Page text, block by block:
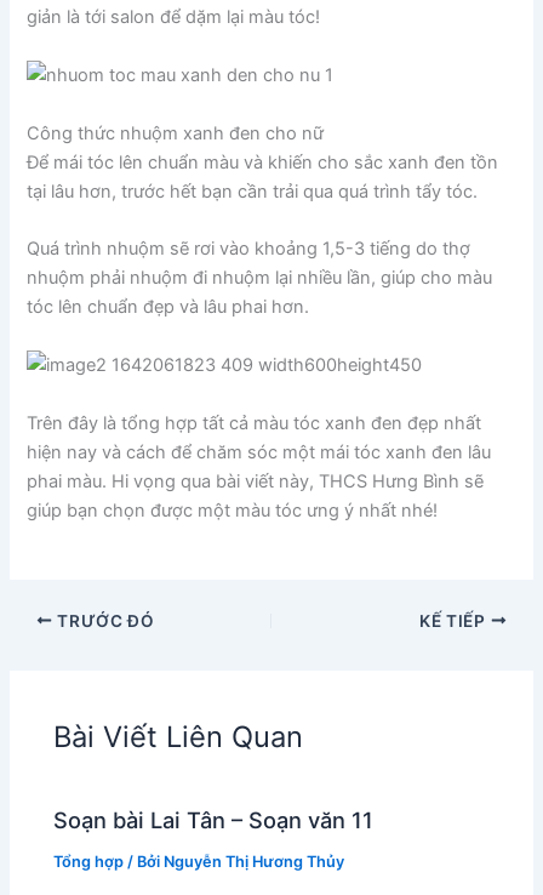
giản là tới salon để dặm lại màu tóc!
Công thức nhuộm xanh đen cho nữ
Để mái tóc lên chuẩn màu và khiến cho sắc xanh đen tồn
tại lâu hơn, trước hết bạn cần trải qua quá trình tẩy tóc.
Quá trình nhuộm sẽ rơi vào khoảng 1,5-3 tiếng do thợ
nhuộm phải nhuộm đi nhuộm lại nhiều lần, giúp cho màu
tóc lên chuẩn đẹp và lâu phai hơn.
Trên đây là tổng hợp tất cả màu tóc xanh đen đẹp nhất
hiện nay và cách để chăm sóc một mái tóc xanh đen lâu
phai màu. Hi vọng qua bài viết này, THCS Hưng Bình sẽ
giúp bạn chọn được một màu tóc ưng ý nhất nhé!
TRƯỚC ĐÓ KẾ TIẾP
Bài Viết Liên Quan
Soạn bài Lai Tân – Soạn văn 11
Tổng hợp / Bởi Nguyễn Thị Hương Thủy